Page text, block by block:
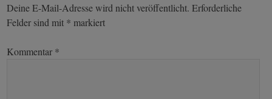
Deine E-Mail-Adresse wird nicht veröffentlicht. Erforderliche
Felder sind mit * markiert
Kommentar *